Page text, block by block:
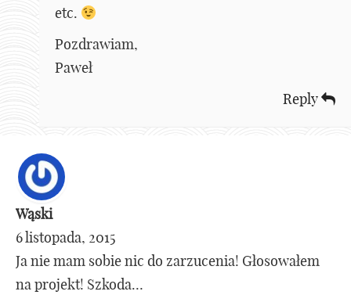
etc.
Pozdrawiam,
Paweł
Reply
Wąski
6 listopada, 2015
Ja nie mam sobie nic do zarzucenia! Głosowałem
na projekt! Szkoda…